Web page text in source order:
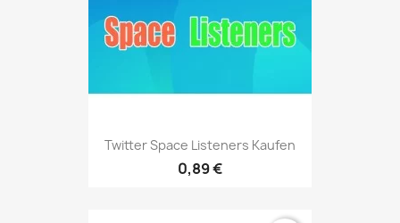
Twitter Space Listeners Kaufen
0,89 €